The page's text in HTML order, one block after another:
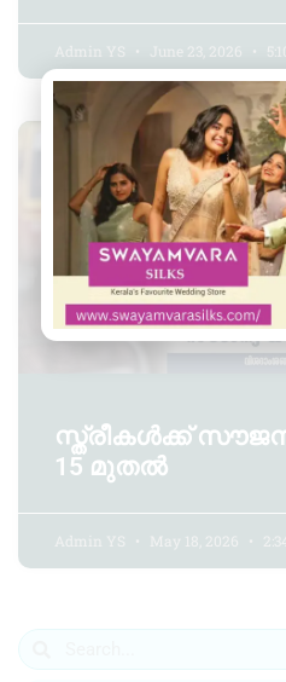
Admin YS June 23, 2026
സ്ത്രീകൾക്ക്
15 മുതൽ
Admin YS May 18, 2026